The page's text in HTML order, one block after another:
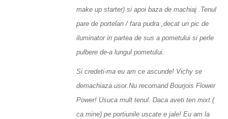
make up starter) si apoi baza de machiaj .Tenul
pare de portelan / fara pudra ,decat un pic de
iluminator in partea de sus a pometului si perle
pulbere de-a lungul pometului.
Si credeti-ma eu am ce ascunde! Vichy se
demachiaza usor.Nu recomand Bourjois Flower
Power! Usuca mult tenul. Daca aveti ten mixt (
ca mine) pe portiunile uscate e jale! Eu am la